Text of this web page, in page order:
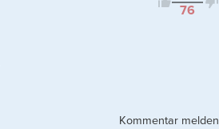
76
Kommentar melden